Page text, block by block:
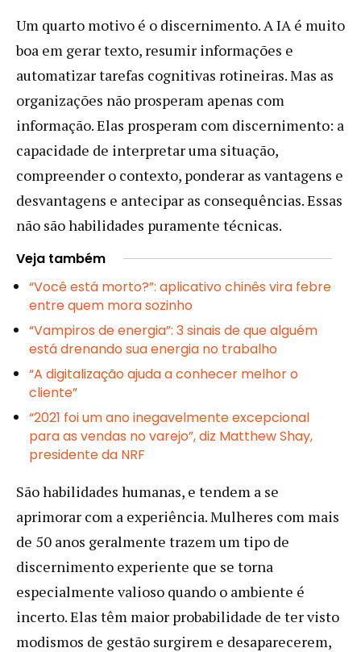
Um quarto motivo é o discernimento. A IA é muito
boa em gerar texto, resumir informações e
automatizar tarefas cognitivas rotineiras. Mas as
organizações não prosperam apenas com
informação. Elas prosperam com discernimento: a
capacidade de interpretar uma situação,
compreender o contexto, ponderar as vantagens e
desvantagens e antecipar as consequências. Essas
não são habilidades puramente técnicas.
Veja também
“Você está morto?”: aplicativo chinês vira febre
entre quem mora sozinho
“Vampiros de energia”: 3 sinais de que alguém
está drenando sua energia no trabalho
“A digitalização ajuda a conhecer melhor o
cliente”
“2021 foi um ano inegavelmente excepcional
para as vendas no varejo”, diz Matthew Shay,
presidente da NRF
São habilidades humanas, e tendem a se
aprimorar com a experiência. Mulheres com mais
de 50 anos geralmente trazem um tipo de
discernimento experiente que se torna
especialmente valioso quando o ambiente é
incerto. Elas têm maior probabilidade de ter visto
modismos de gestão surgirem e desaparecerem,